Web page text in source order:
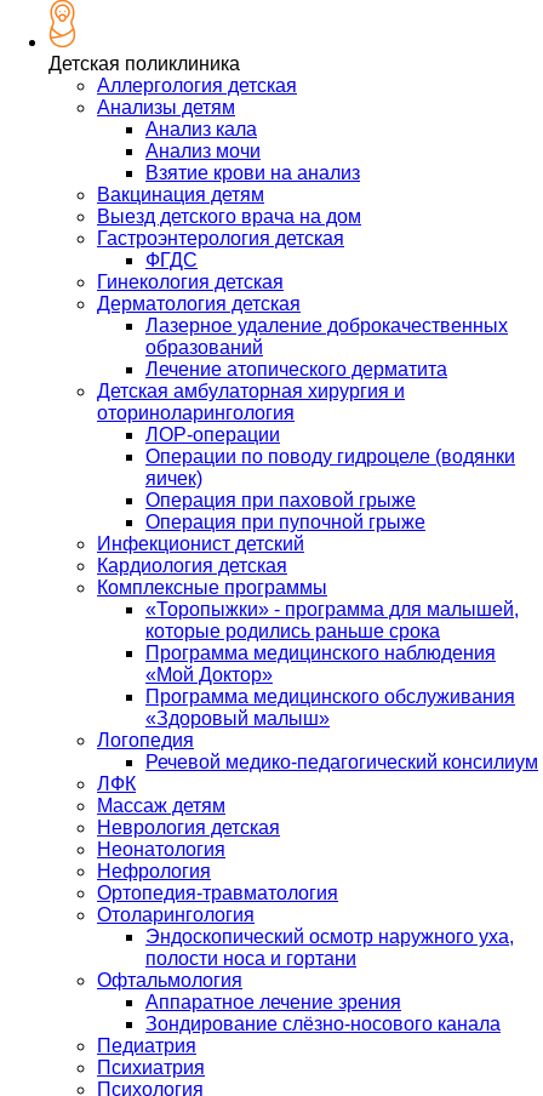
Детская поликлиника
Аллергология детская
Анализы детям
Анализ кала
Анализ мочи
Взятие крови на анализ
Вакцинация детям
Выезд детского врача на дом
Гастроэнтерология детская
ФГДС
Гинекология детская
Дерматология детская
Лазерное удаление доброкачественных
образований
Лечение атопического дерматита
Детская амбулаторная хирургия и
оториноларингология
ЛОР-операции
Операции по поводу гидроцеле (водянки
яичек)
Операция при паховой грыже
Операция при пупочной грыже
Инфекционист детский
Кардиология детская
Комплексные программы
«Торопыжки» - программа для малышей,
которые родились раньше срока
Программа медицинского наблюдения
«Мой Доктор»
Программа медицинского обслуживания
«Здоровый малыш»
Логопедия
Речевой медико-педагогический консилиум
ЛФК
Массаж детям
Неврология детская
Неонатология
Нефрология
Ортопедия-травматология
Отоларингология
Эндоскопический осмотр наружного уха,
полости носа и гортани
Офтальмология
Аппаратное лечение зрения
Зондирование слёзно-носового канала
Педиатрия
Психиатрия
Психология